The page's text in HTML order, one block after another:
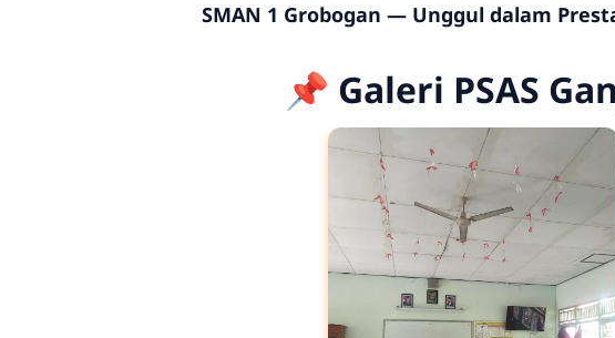
SMAN 1 Grobogan — Unggul dalam
📌 Galeri PSAS